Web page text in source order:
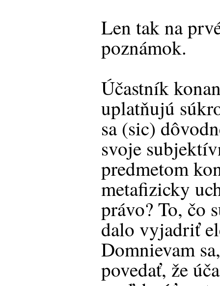
Len tak na
poznámok.
Účastník
uplatňujú
sa (sic)
svoje
predmetom
metafizicky
právo? To, čo
dalo vyjadriť
Domnievam
povedať, že